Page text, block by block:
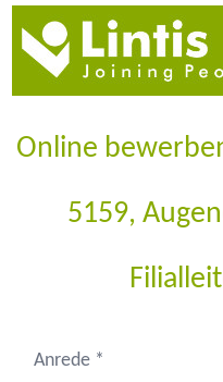
Online
5159,
Anrede *